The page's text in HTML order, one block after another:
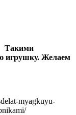
Такими
игрушку. Желаем
myagkuyu-